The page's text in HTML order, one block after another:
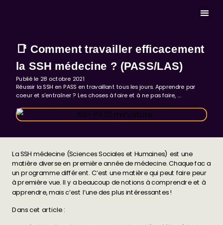
📑 Comment travailler efficacement
la SSH médecine ? (PASS/LAS)
Publié le 28 octobre 2021
Réussir la SSH en PASS en travaillant tous les jours. Apprendre par
coeur et s'entraîner ? Les choses à faire et à ne pas faire, ...
La SSH médecine (Sciences Sociales et Humaines) est une
matière diverse en première année de médecine. Chaque fac a
un programme différent. C’est une matière qui peut faire peur
à première vue. Il y a beaucoup de notions à comprendre et à
apprendre, mais c’est l’une des plus intéressantes !
Dans cet article :